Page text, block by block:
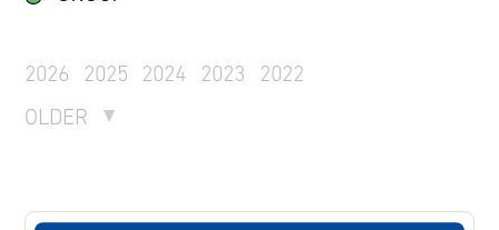
2026 2025 2024 2023
2022
OLDER